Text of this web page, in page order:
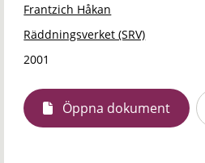
Frantzich Håkan
Räddningsverket (SRV)
2001
Öppna dokument